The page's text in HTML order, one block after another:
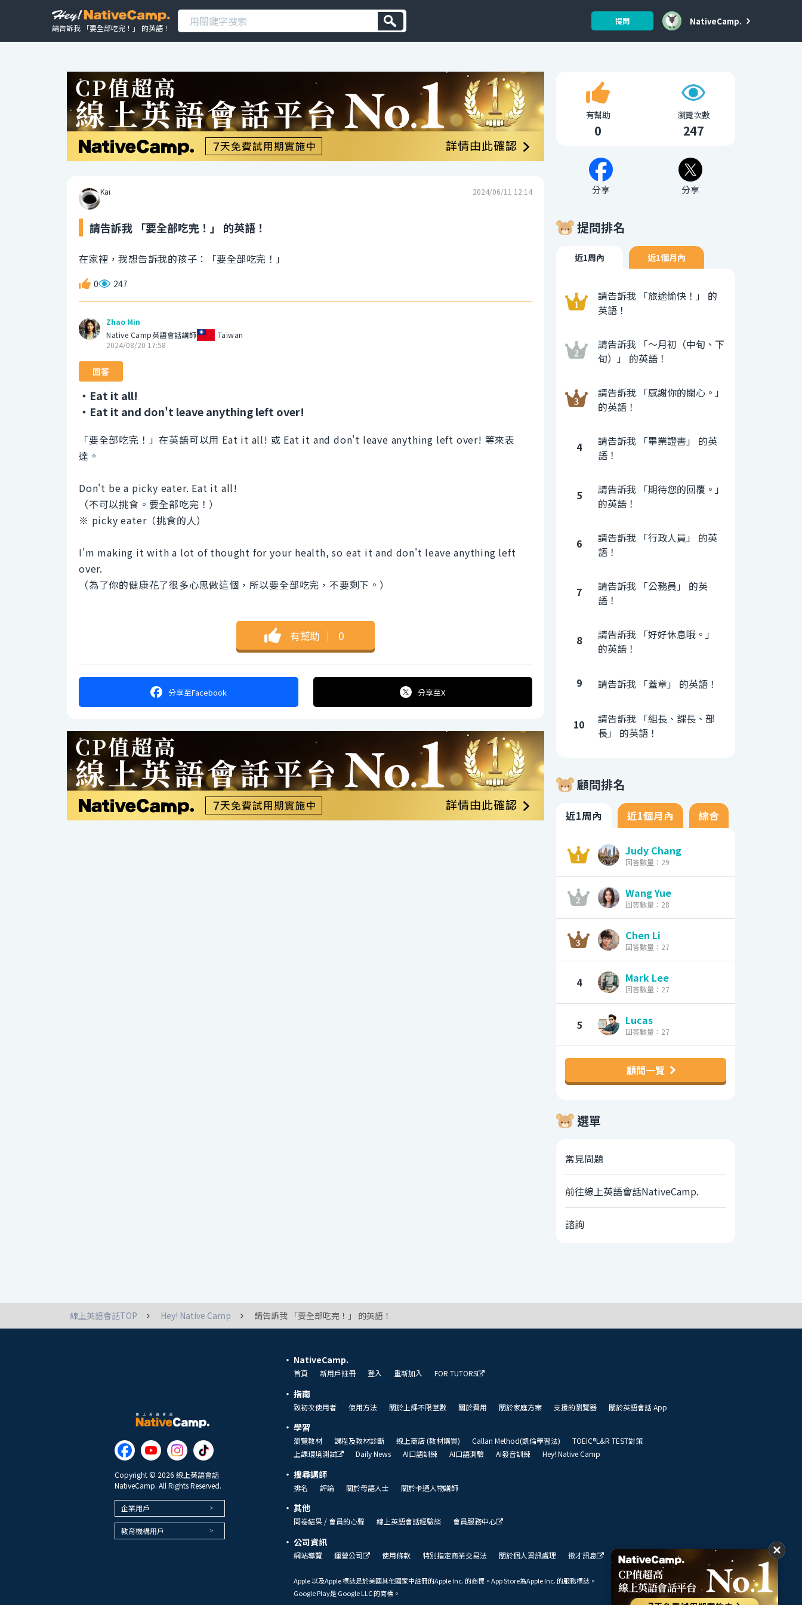
請告訴我 「要全部吃完！」 的英語！
提問 NativeCamp.
Kai 2024/06/11 12:14
請告訴我 「要全部吃完！」 的英語！
在家裡，我想告訴我的孩子：「要全部吃完！」
0 247
Zhao Min
Native Camp英語會話講師
Taiwan
2024/08/20 17:58
回答
・Eat it all!
・Eat it and don't leave anything left over!
「要全部吃完！」在英語可以用 Eat it all! 或 Eat it and don't leave anything left over! 等來表
達。
Don't be a picky eater. Eat it all!
（不可以挑食。要全部吃完！）
※ picky eater（挑食的人）
I'm making it with a lot of thought for your health, so eat it and don't leave anything left
over.
（為了你的健康花了很多心思做這個，所以要全部吃完，不要剩下。）
有幫助 ｜ 0
分享至Facebook 分享至X
有幫助
0
瀏覽次數
247
分享 分享
提問排名
近1周內 近1個月內
請告訴我 「旅途愉快！」 的
英語！
請告訴我 「〜月初（中旬、下
旬）」 的英語！
請告訴我 「感謝你的關心。」
的英語！
4
請告訴我 「畢業證書」 的英
語！
5
請告訴我 「期待您的回覆。」
的英語！
6
請告訴我 「行政人員」 的英
語！
7
請告訴我 「公務員」 的英
語！
8
請告訴我 「好好休息哦。」
的英語！
9 請告訴我 「蓋章」 的英語！
10
請告訴我 「組長、課長、部
長」 的英語！
顧問排名
近1周內 近1個月內 綜合
Judy Chang
回答數量：29
Wang Yue
回答數量：28
Chen Li
回答數量：27
4 Mark Lee
回答數量：27
5 Lucas
回答數量：27
顧問一覽
選單
常見問題
前往線上英語會話NativeCamp.
諮詢
線上英語會話TOP Hey! Native Camp 請告訴我 「要全部吃完！」 的英語！
Copyright © 2026 線上英語會話
NativeCamp. All Rights Reserved.
企業用戶
教育機構用戶
NativeCamp.
首頁 新用戶註冊 登入 重新加入 FOR TUTORS
指南
致初次使用者 使用方法 關於上課不限堂數 關於費用 關於家庭方案 支援的瀏覽器 關於英語會話 App
學習
瀏覽教材 課程及教材診斷 線上商店 (教材購買) Callan Method(凱倫學習法)
TOEIC®L&R TEST對策
上課環境測試
Daily News AI口語訓練 AI口語測驗 AI發音訓練 Hey! Native Camp
搜尋講師
排名 評論 關於母語人士 關於卡通人物講師
其他
問卷結果 / 會員的心聲 線上英語會話經驗談 會員服務中心
公司資訊
網站導覽 運營公司 使用條款 特別指定商業交易法 關於個人資訊處理 徵才訊息 我們的展望
Apple 以及Apple 標誌是於美國其他國家中註冊的Apple Inc. 的商標。App Store為Apple Inc. 的服務標誌。
Google Play是 Google LLC 的商標。